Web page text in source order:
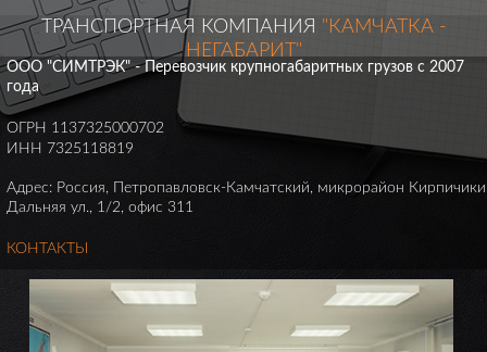
ТРАНСПОРТНАЯ КОМПАНИЯ "КАМЧАТКА -
НЕГАБАРИТ"
ООО "СИМТРЭК" - Перевозчик крупногабаритных грузов с 2007
года
ОГРН 1137325000702
ИНН 7325118819
Адрес: Россия, Петропавловск-Камчатский, микрорайон
Дальняя ул., 1/2, офис 311
КОНТАКТЫ